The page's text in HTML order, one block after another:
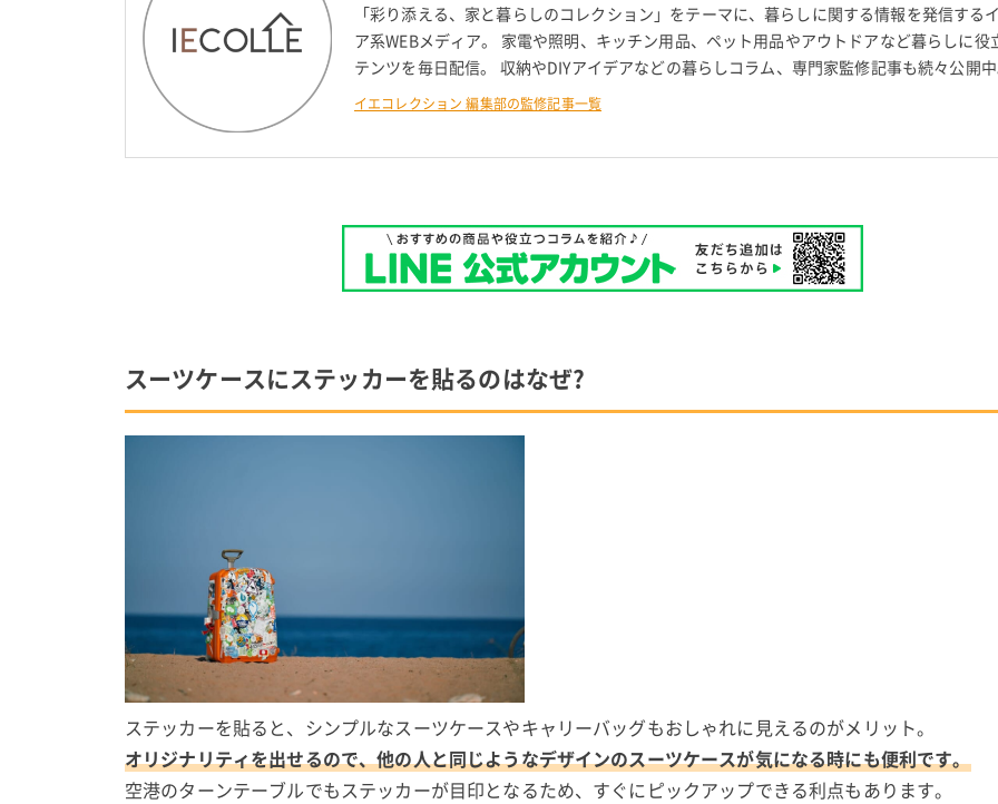
「彩り添える、家と暮らしのコレクション」をテーマに、暮らしに関する情報を発信する
ア系WEBメディア。 家電や照明、キッチン用品、ペット用品やアウトドアなど暮らしに役
テンツを毎日配信。 収納やDIYアイデアなどの暮らしコラム、専門家監修記事も続々公開
イエコレクション 編集部の監修記事一覧
スーツケースにステッカーを貼るのはなぜ?
ステッカーを貼ると、シンプルなスーツケースやキャリーバッグもおしゃれに見えるのがメリット。
オリジナリティを出せるので、他の人と同じようなデザインのスーツケースが気になる時にも便利です。
空港のターンテーブルでもステッカーが目印となるため、すぐにピックアップできる利点もあります。